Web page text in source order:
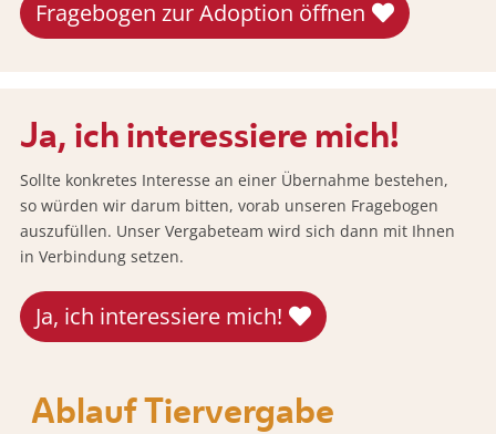
Fragebogen zur Adoption öffnen
Ja, ich interessiere mich!
Sollte konkretes Interesse an einer Übernahme bestehen,
so würden wir darum bitten, vorab unseren Fragebogen
auszufüllen. Unser Vergabeteam wird sich dann mit Ihnen
in Verbindung setzen.
Ja, ich interessiere mich!
Ablauf Tiervergabe